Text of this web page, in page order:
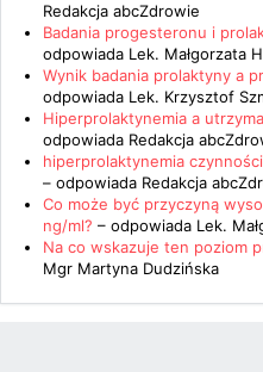
Redakcja abcZdrowie
Badania progesteronu i
odpowiada Lek. Małgorzata
Wynik badania prolaktyny a
odpowiada Lek. Krzysztof
Hiperprolaktynemia a
odpowiada Redakcja
hiperprolaktynemia
– odpowiada Redakcja
Co może być przyczyną
ng/ml? – odpowiada Lek.
Na co wskazuje ten poziom
Mgr Martyna Dudzińska